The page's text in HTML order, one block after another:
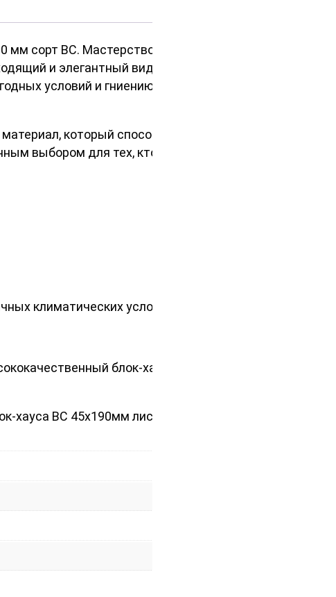
мм сорт BC. Мастерство
и элегантный вид.
условий и гниению, предлагая
который способен
выбором для тех, кто ценит
климатических условиях.
блок-хаус станет
хауса BC 45х190мм лиственница.